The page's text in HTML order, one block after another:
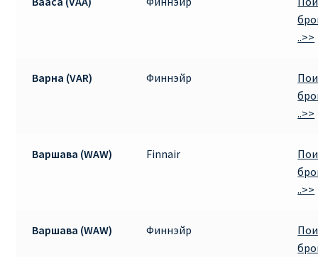
..>>
Варна (VAR) Финнэйр
..>>
Варшава (WAW) Finnair
..>>
Варшава (WAW) Финнэйр